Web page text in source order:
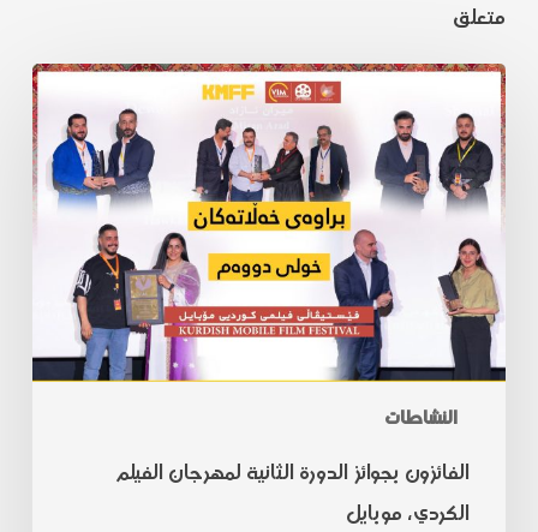
متعلق
النشاطات
الفائزون بجوائز الدورة الثانية لمهرجان الفيلم
الكردي، موبايل